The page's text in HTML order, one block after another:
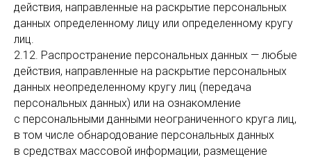
действия, направленные на раскрытие персональных
данных определенному лицу или определенному кругу
лиц.
2.12. Распространение персональных данных — любые
действия, направленные на раскрытие персональных
данных неопределенному кругу лиц (передача
персональных данных) или на ознакомление
с персональными данными неограниченного круга лиц,
в том числе обнародование персональных данных
в средствах массовой информации, размещение